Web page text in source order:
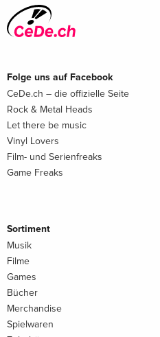
Folge uns auf Facebook
CeDe.ch – die offizielle Seite
Rock & Metal Heads
Let there be music
Vinyl Lovers
Film- und Serienfreaks
Game Freaks
Sortiment
Musik
Filme
Games
Bücher
Merchandise
Spielwaren